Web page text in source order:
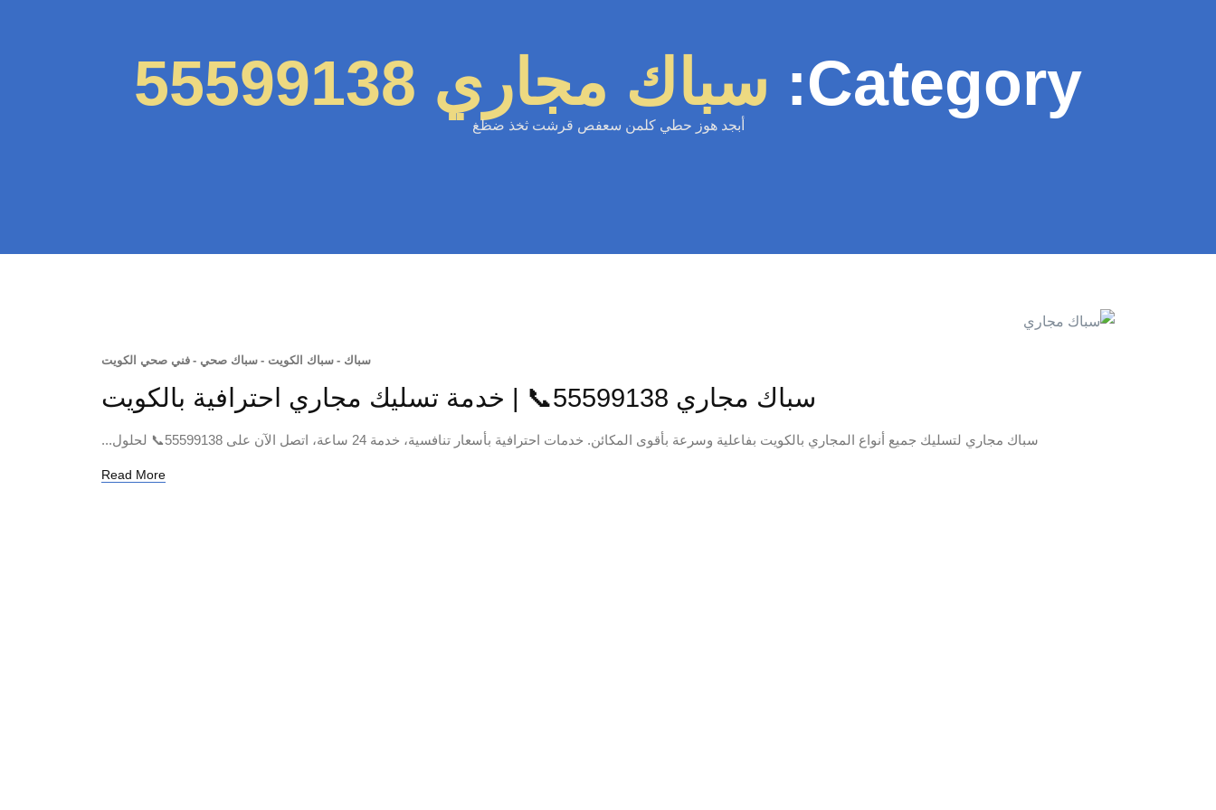
Category: سباك مجاري 55599138
أبجد هوز حطي كلمن سعفص قرشت ثخذ ضظغ
سباك - سباك الكويت - سباك صحي - فني صحي الكويت
سباك مجاري 55599138📞 | خدمة تسليك مجاري احترافية بالكويت
سباك مجاري لتسليك جميع أنواع المجاري بالكويت بفاعلية وسرعة بأقوى المكائن. خدمات احترافية بأسعار تنافسية، خدمة 24 ساعة، اتصل الآن على 55599138📞 لحلول...
Read More